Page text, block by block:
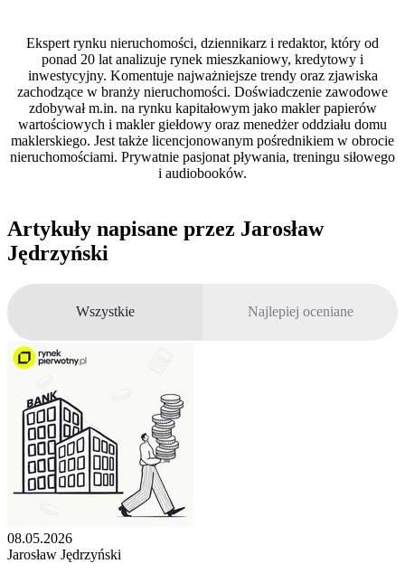
Ekspert rynku nieruchomości, dziennikarz i redaktor, który od
ponad 20 lat analizuje rynek mieszkaniowy, kredytowy i
inwestycyjny. Komentuje najważniejsze trendy oraz zjawiska
zachodzące w branży nieruchomości. Doświadczenie zawodowe
zdobywał m.in. na rynku kapitałowym jako makler papierów
wartościowych i makler giełdowy oraz menedżer oddziału domu
maklerskiego. Jest także licencjonowanym pośrednikiem w obrocie
nieruchomościami. Prywatnie pasjonat pływania, treningu siłowego
i audiobooków.
Artykuły napisane przez Jarosław
Jędrzyński
Wszystkie Najlepiej oceniane
08.05.2026
Jarosław Jędrzyński